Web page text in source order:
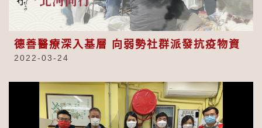
德善醫療深入基層 向弱勢社群派發抗疫物資
2022-03-24